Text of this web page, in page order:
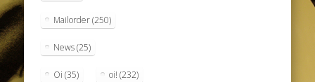
Mailorder(250)
News(25)
Oi (35) oi! (232)